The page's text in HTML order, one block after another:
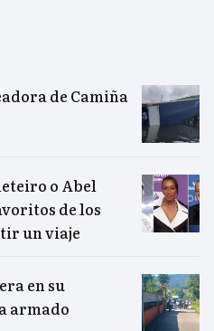
de Camiña
o Abel
de los
un viaje
en su
armado